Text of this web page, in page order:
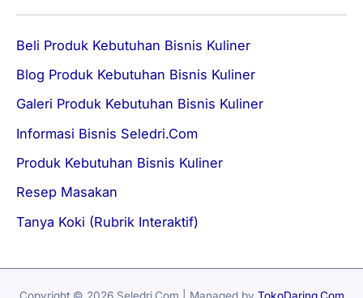
r
c
h
f
o
Beli Produk Kebutuhan Bisnis Kuliner
Blog Produk Kebutuhan Bisnis Kuliner
Galeri Produk Kebutuhan Bisnis Kuliner
Informasi Bisnis Seledri.Com
Produk Kebutuhan Bisnis Kuliner
Resep Masakan
Tanya Koki (Rubrik Interaktif)
Copyright © 2026 Seledri.Com | Managed by TokoDaring.Com